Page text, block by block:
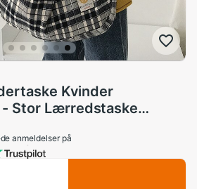
Kvinder
- Stor Lærredstaske
anmeldelser på